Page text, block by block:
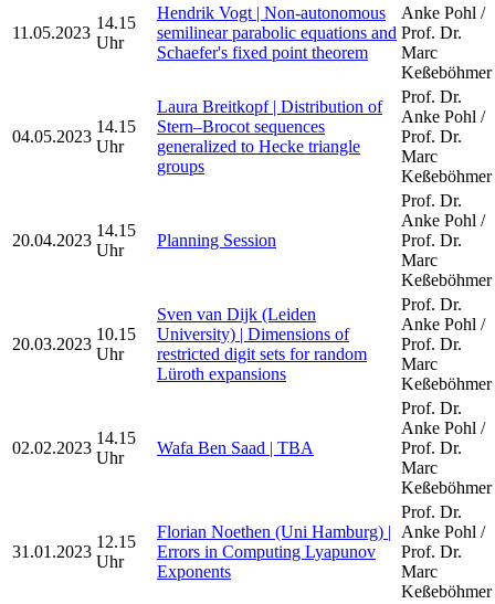
11.05.2023
14.15
Uhr
Hendrik Vogt | Non-autonomous
semilinear parabolic equations and
Schaefer's fixed point theorem
Anke Pohl /
Prof. Dr.
Marc
Keßeböhmer
04.05.2023
14.15
Uhr
Laura Breitkopf | Distribution of
Stern–Brocot sequences
generalized to Hecke triangle
groups
Prof. Dr.
Anke Pohl /
Prof. Dr.
Marc
Keßeböhmer
20.04.2023
14.15
Uhr
Planning Session
Prof. Dr.
Anke Pohl /
Prof. Dr.
Marc
Keßeböhmer
20.03.2023
10.15
Uhr
Sven van Dijk (Leiden
University) | Dimensions of
restricted digit sets for random
Lüroth expansions
Prof. Dr.
Anke Pohl /
Prof. Dr.
Marc
Keßeböhmer
02.02.2023
14.15
Uhr
Wafa Ben Saad | TBA
Prof. Dr.
Anke Pohl /
Prof. Dr.
Marc
Keßeböhmer
31.01.2023
12.15
Uhr
Florian Noethen (Uni Hamburg) |
Errors in Computing Lyapunov
Exponents
Prof. Dr.
Anke Pohl /
Prof. Dr.
Marc
Keßeböhmer